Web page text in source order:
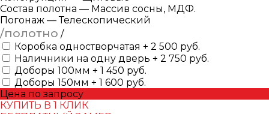
Состав полотна — Массив сосны, МДФ.
Погонаж — Телескопический
/полотно /
Коробка одностворчатая + 2 500 руб.
Наличники на одну дверь + 2 750 руб.
Доборы 100мм + 1 450 руб.
Доборы 150мм + 1 600 руб.
Цена по запросу
КУПИТЬ В 1 КЛИК